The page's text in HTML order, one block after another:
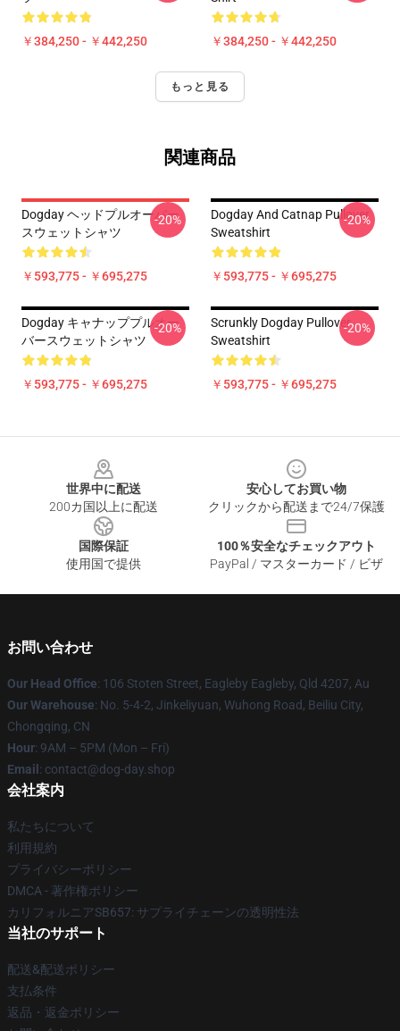
￥384,250 - ￥442,250 ￥384,250 - ￥442,250
もっと見る
関連商品
Dogday ヘッドプルオーバー
スウェットシャツ
￥593,775 - ￥695,275
-20%
Dogday And Catnap Pullover
Sweatshirt
￥593,775 - ￥695,275
-20%
Dogday キャナッププルオー
バースウェットシャツ
￥593,775 - ￥695,275
-20%
Scrunkly Dogday Pullover
Sweatshirt
￥593,775 - ￥695,275
-20%
世界中に配送
200カ国以上に配送
安心してお買い物
クリックから配送まで24/7保護
国際保証
使用国で提供
100％安全なチェックアウト
PayPal / マスターカード / ビザ
お問い合わせ
Our Head Office: 106 Stoten Street, Eagleby Eagleby, Qld 4207, Au
Our Warehouse: No. 5-4-2, Jinkeliyuan, Wuhong Road, Beiliu City,
Chongqing, CN
Hour: 9AM – 5PM (Mon – Fri)
Email : contact@dog-day.shop
会社案内
私たちについて
利用規約
プライバシーポリシー
DMCA - 著作権ポリシー
カリフォルニアSB657: サプライチェーンの透明性法
当社のサポート
配送&配送ポリシー
支払条件
返品・返金ポリシー